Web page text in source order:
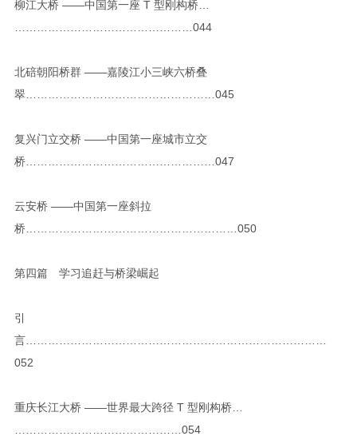
柳江大桥 ——中国第一座 T 型刚构桥…
…………………………………………044
北碚朝阳桥群 ——嘉陵江小三峡六桥叠
翠……………………………………………045
复兴门立交桥 ——中国第一座城市立交
桥……………………………………………047
云安桥 ——中国第一座斜拉
桥…………………………………………………050
第四篇 学习追赶与桥梁崛起
引
言………………………………………………………………………
052
重庆长江大桥 ——世界最大跨径 T 型刚构桥…
………………………………………054